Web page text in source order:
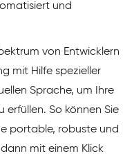
und
von Entwicklern
mit Hilfe spezieller
Sprache, um Ihre
So können Sie
portable, robuste und
mit einem Klick